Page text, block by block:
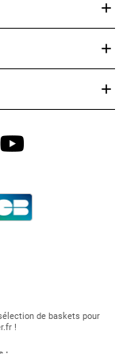
de baskets pour
!